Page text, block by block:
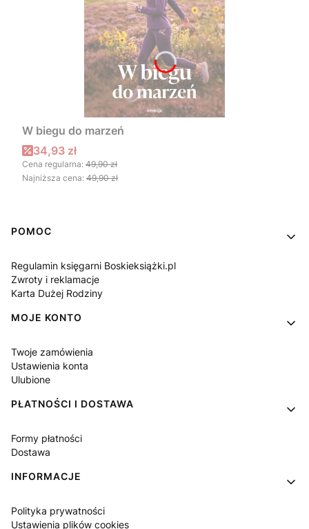
W biegu do marzeń
Cena promocyjna
34,93 zł
Cena regularna: 49,90 zł
Najniższa cena: 49,90 zł
Linki w stopce
POMOC
Regulamin księgarni Boskieksiążki.pl
Zwroty i reklamacje
Karta Dużej Rodziny
MOJE KONTO
Twoje zamówienia
Ustawienia konta
Ulubione
PŁATNOŚCI I DOSTAWA
Formy płatności
Dostawa
INFORMACJE
Polityka prywatności
Ustawienia plików cookies